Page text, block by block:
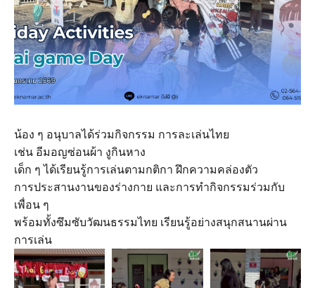
น้อง ๆ อนุบาลได้ร่วมกิจกรรม การละเล่นไทย
เช่น อีมอญซ่อนผ้า งูกินหาง
เด็ก ๆ ได้เรียนรู้การเล่นตามกติกา ฝึกความคล่องตัว
การประสานงานของร่างกาย และการทำกิจกรรมร่วมกับ
เพื่อน ๆ
พร้อมทั้งซึมซับวัฒนธรรมไทย เรียนรู้อย่างสนุกสนานผ่าน
การเล่น